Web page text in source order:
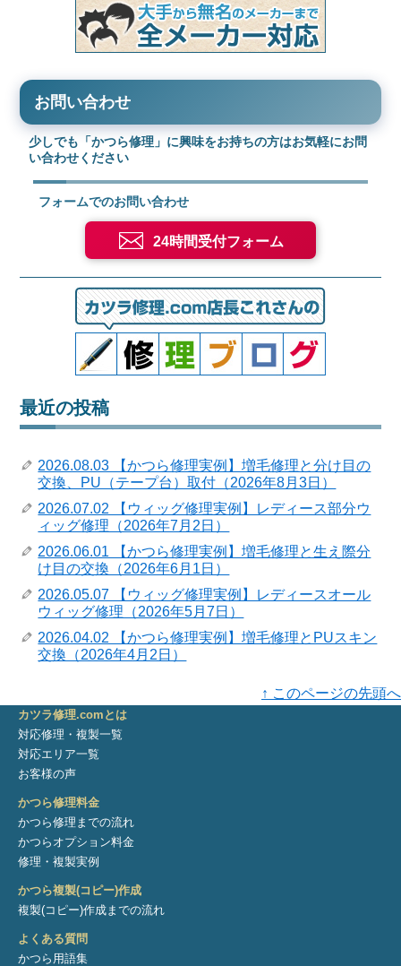
お問い合わせ
少しでも「かつら修理」に興味をお持ちの方はお気軽にお問
い合わせください
フォームでのお問い合わせ
24時間受付フォーム
最近の投稿
2026.08.03 【かつら修理実例】増毛修理と分け目の
交換、PU（テープ台）取付（2026年8月3日）
2026.07.02 【ウィッグ修理実例】レディース部分ウ
ィッグ修理（2026年7月2日）
2026.06.01 【かつら修理実例】増毛修理と生え際分
け目の交換（2026年6月1日）
2026.05.07 【ウィッグ修理実例】レディースオール
ウィッグ修理（2026年5月7日）
2026.04.02 【かつら修理実例】増毛修理とPUスキン
交換（2026年4月2日）
↑ このページの先頭へ
カツラ修理.comとは
対応修理・複製一覧
対応エリア一覧
お客様の声
かつら修理料金
かつら修理までの流れ
かつらオプション料金
修理・複製実例
かつら複製(コピー)作成
複製(コピー)作成までの流れ
よくある質問
かつら用語集